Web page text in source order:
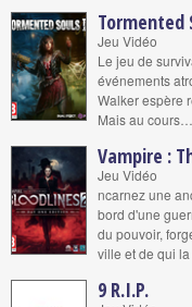
Tormented
Jeu Vidéo
Le jeu de
événements
Walker espère
Mais au cours…
Vampire :
Jeu Vidéo
ncarnez une
bord d'une
du pouvoir,
ville et de qui la
9 R.I.P.